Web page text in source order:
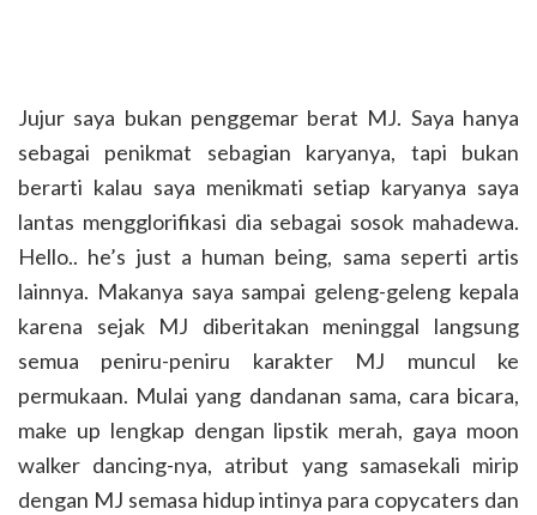
Jujur saya bukan penggemar berat MJ. Saya hanya
sebagai penikmat sebagian karyanya, tapi bukan
berarti kalau saya menikmati setiap karyanya saya
lantas mengglorifikasi dia sebagai sosok mahadewa.
Hello.. he’s just a human being, sama seperti artis
lainnya. Makanya saya sampai geleng-geleng kepala
karena sejak MJ diberitakan meninggal langsung
semua peniru-peniru karakter MJ muncul ke
permukaan. Mulai yang dandanan sama, cara bicara,
make up lengkap dengan lipstik merah, gaya moon
walker dancing-nya, atribut yang samasekali mirip
dengan MJ semasa hidup intinya para copycaters dan